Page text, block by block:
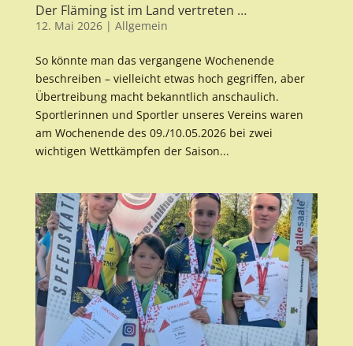
Der Fläming ist im Land vertreten …
12. Mai 2026| Allgemein
So könnte man das vergangene Wochenende
beschreiben – vielleicht etwas hoch gegriffen, aber
Übertreibung macht bekanntlich anschaulich.
Sportlerinnen und Sportler unseres Vereins waren
am Wochenende des 09./10.05.2026 bei zwei
wichtigen Wettkämpfen der Saison...